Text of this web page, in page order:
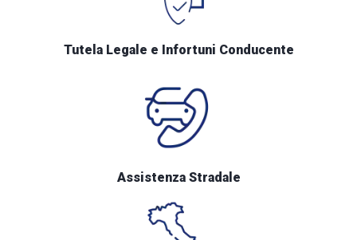
Tutela Legale e Infortuni Conducente
Assistenza Stradale